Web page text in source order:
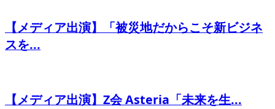
【メディア出演】「被災地だからこそ新ビジネ
スを...
【メディア出演】Z会 Asteria「未来を生...